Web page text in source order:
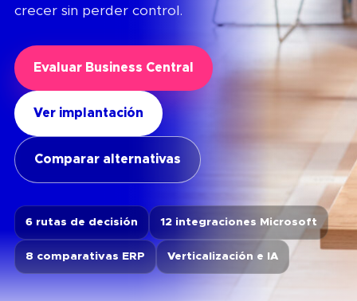
crecer sin perder control.
Evaluar Business Central
Ver implantación
Comparar alternativas
6 rutas de decisión 12 integraciones Microsoft
8 comparativas ERP Verticalización e IA